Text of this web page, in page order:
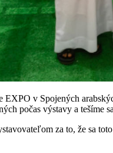
v Spojených
počas výstavy a
za to, že sa